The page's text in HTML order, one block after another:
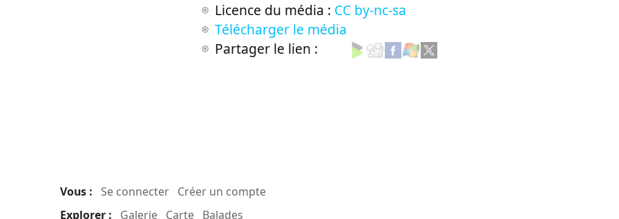
Licence du média : CC by-nc-sa
Télécharger le média
Partager le lien :
Vous : Se connecter Créer un compte
Explorer :
Galerie Carte Balades